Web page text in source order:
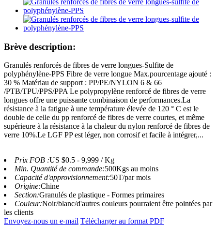
Brève description:
Granulés renforcés de fibres de verre longues-Sulfite de
polyphénylène-PPS Fibre de verre longue Max.pourcentage ajouté :
30 % Matériau de support : PP/PE/NYLON 6 & 66
/PTB/TPU/PPS/PPA Le polypropylène renforcé de fibres de verre
longues offre une puissante combinaison de performances.La
résistance à la fatigue à une température élevée de 120 ° C est le
double de celle du pp renforcé de fibres de verre courtes, et même
supérieure à la résistance à la chaleur du nylon renforcé de fibres de
verre 10%.Le LGF PP est léger, non corrosif et facile à intégrer,...
Prix ​​FOB :US $0.5 - 9,999 / Kg
Min. Quantité de commande:500Kgs au moins
Capacité d'approvisionnement:50T/par mois
Origine:Chine
Section:Granulés de plastique - Formes primaires
Couleur:Noir/blanc/d'autres couleurs pourraient être pointées par
les clients
Envoyez-nous un e-mail Télécharger au format PDF